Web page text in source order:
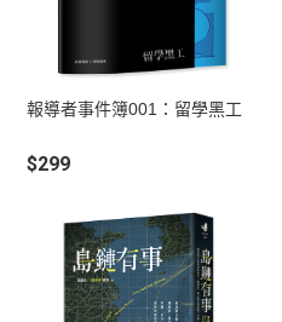
報導者事件簿001：留學黑工
$299